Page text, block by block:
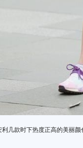
几款时下热度正高的美丽